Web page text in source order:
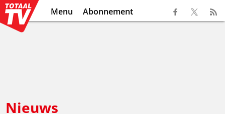
Menu Abonnement
Nieuws